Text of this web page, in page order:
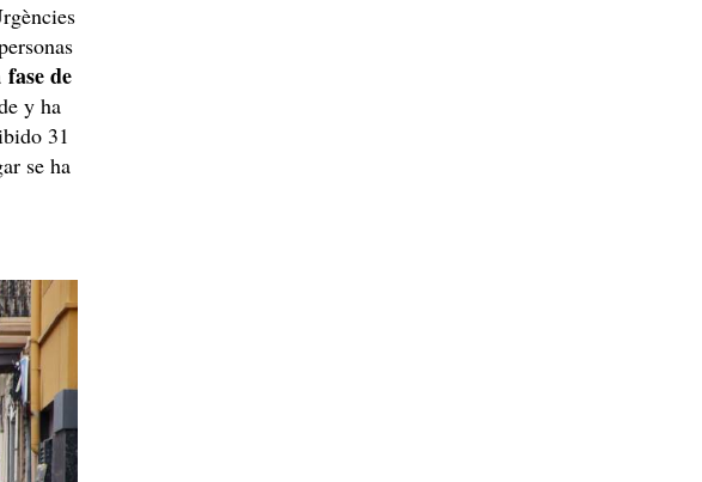
fase de
y ha
31
se ha